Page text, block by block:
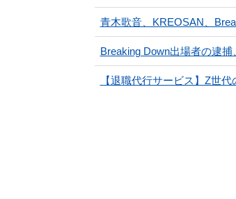
青木歌音、KREOSAN、
Breaking Down出場者の逮
【退職代行サービス】Z世